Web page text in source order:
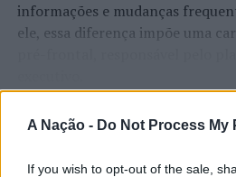
A Nação - Do Not Process
If you wish to opt-out of the sale,
informações e mudanças
ele, essa diferença impõe uma
O pesquisador afirma que
estimulam continuamente o